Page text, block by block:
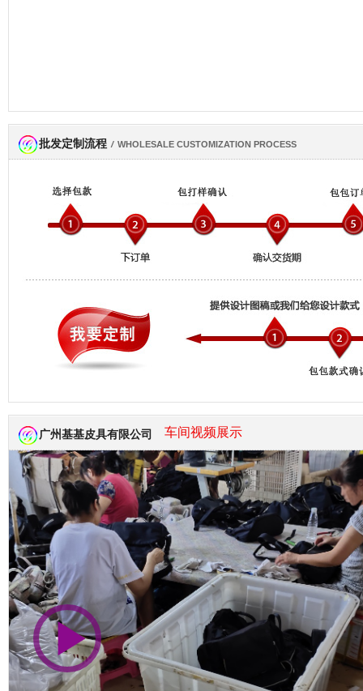
网商会会员
市商会会员单位
批发定制流程 / WHOLESALE CUSTOMIZATION PROCESS
广州基基皮具有限公司 车间视频展示